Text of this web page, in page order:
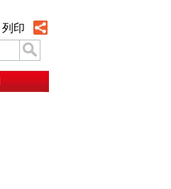
列印